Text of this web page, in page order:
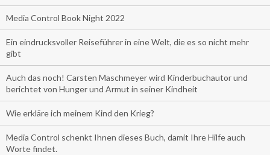
Media Control Book Night 2022
Ein eindrucksvoller Reiseführer in eine Welt, die es so nicht mehr
gibt
Auch das noch! Carsten Maschmeyer wird Kinderbuchautor und
berichtet von Hunger und Armut in seiner Kindheit
Wie erkläre ich meinem Kind den Krieg?
Media Control schenkt Ihnen dieses Buch, damit Ihre Hilfe auch
Worte findet.